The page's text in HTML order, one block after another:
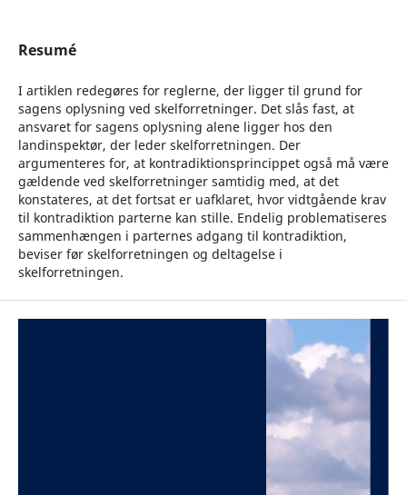
Resumé
I artiklen redegøres for reglerne, der ligger til grund for
sagens oplysning ved skelforretninger. Det slås fast, at
ansvaret for sagens oplysning alene ligger hos den
landinspektør, der leder skelforretningen. Der
argumenteres for, at kontradiktionsprincippet også må være
gældende ved skelforretninger samtidig med, at det
konstateres, at det fortsat er uafklaret, hvor vidtgående krav
til kontradiktion parterne kan stille. Endelig problematiseres
sammenhængen i parternes adgang til kontradiktion,
beviser før skelforretningen og deltagelse i
skelforretningen.